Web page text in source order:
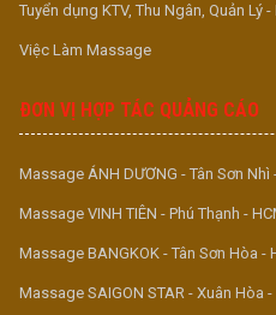
Tuyển dụng KTV, Thu Ngân, Quản Lý
Việc Làm Massage
ĐƠN VỊ HỢP TÁC QUẢNG CÁO
Massage ÁNH DƯƠNG - Tân Sơn Nhì
Massage VINH TIÊN - Phú Thạnh -
Massage BANGKOK - Tân Sơn Hòa -
Massage SAIGON STAR - Xuân Hòa -